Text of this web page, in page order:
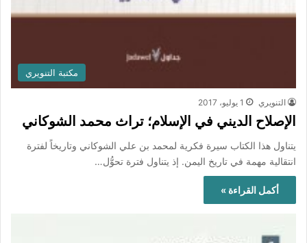
مكتبة التنويري
التنويري 1 يوليو، 2017
الإصلاح الديني في الإسلام؛ تراث محمد الشوكاني
يتناول هذا الكتاب سيرة فكرية لمحمد بن علي الشوكاني وتاريخاً لفترة
انتقالية مهمة في تاريخ اليمن. إذ يتناول فترة تحوُّل…
أكمل القراءة »